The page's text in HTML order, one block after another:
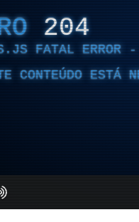
204
FATAL ERROR -
CONTEÚDO ESTÁ